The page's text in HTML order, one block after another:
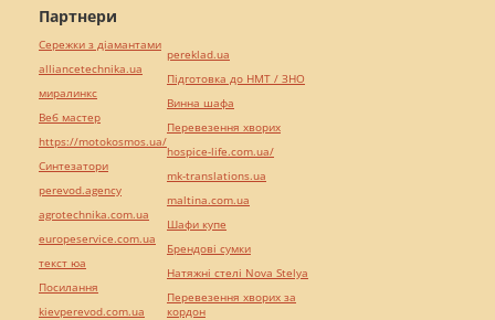
Партнери
Сережки з діамантами
alliancetechnika.ua
миралинкс
Веб мастер
https://motokosmos.ua/
Синтезатори
perevod.agency
agrotechnika.com.ua
europeservice.com.ua
текст юа
Посилання
kievperevod.com.ua
pereklad.ua
Підготовка до НМТ / ЗНО
Винна шафа
Перевезення хворих
hospice-life.com.ua/
mk-translations.ua
maltina.com.ua
Шафи купе
Брендові сумки
Натяжні стелі Nova Stelya
Перевезення хворих за
кордон